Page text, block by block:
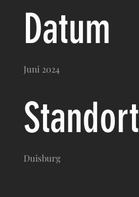
Datum
Juni 2024
Standort
Duisburg